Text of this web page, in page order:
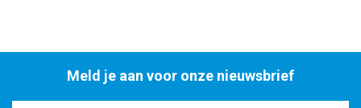
Meld je aan voor onze nieuwsbrief